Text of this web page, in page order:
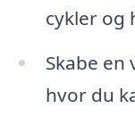
cykler og
Skabe
hvor du